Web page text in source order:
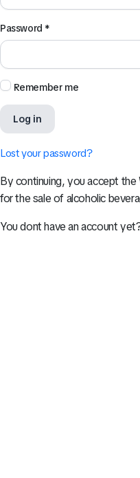
Password *
Remember me
Log in
Lost your password?
By continuing, you accept
for the sale of alcoholic
You dont have an account